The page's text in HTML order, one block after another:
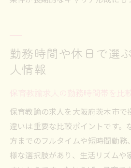
勤務時間や休日で選
人情報
保育教諭求人の勤務時間帯を比
保育教諭の求人を大阪府茨木市で
違いは重要な比較ポイントです。
方までのフルタイムや短時間勤務
様な選択肢があり、生活リズムや